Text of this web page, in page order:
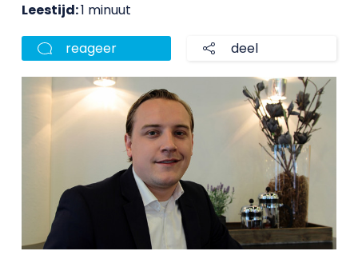
Leestijd:1 minuut
reageer deel